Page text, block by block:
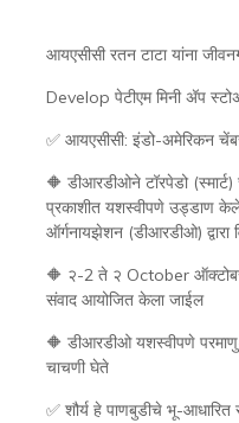
आयएसीसी रतन टाटा यांना
Develop पेटीएम मिनी अ‍ॅप
✅ आयएसीसी: इंडो-अमेरिकन
🔶 डीआरडीओने टॉरपेडो
प्रकाशीत यशस्वीपणे उड्डाण
ऑर्गनायझेशन (डीआरडीओ) द्वारा
🔶 २-2 ते २ October ऑक्टोबर
संवाद आयोजित केला जाईल
🔶 डीआरडीओ यशस्वीपणे परमाणु-
चाचणी घेते
✅ शौर्य हे पाणबुडीचे भू-